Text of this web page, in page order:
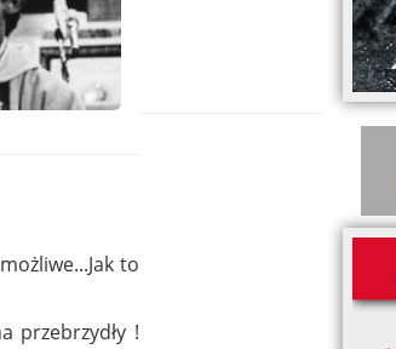
to
przebrzydły !